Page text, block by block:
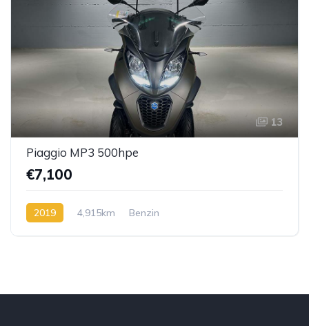
13
Piaggio MP3 500hpe
€7,100
2019 4,915km Benzin